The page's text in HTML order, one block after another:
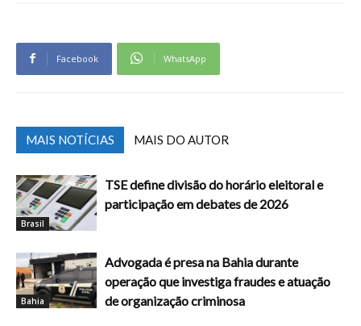
Facebook WhatsApp
MAIS NOTÍCIAS MAIS DO AUTOR
Brasil
TSE define divisão do horário eleitoral e
participação em debates de 2026
Bahia
Advogada é presa na Bahia durante
operação que investiga fraudes e atuação
de organização criminosa